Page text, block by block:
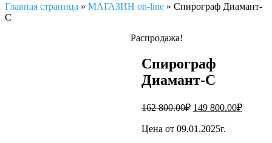
Главная страница » МАГАЗИН on-line » Спирограф Диамант-
С
Распродажа!
Спирограф
Диамант-С
162 800.00₽ Первоначальная
составляла
149 800.00₽
Цена от 09.01.2025г.